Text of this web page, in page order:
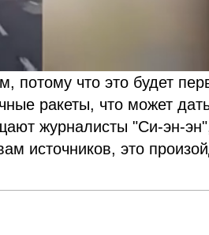
потому что это будет
ракеты, что может
журналисты "Си-эн-
источников, это